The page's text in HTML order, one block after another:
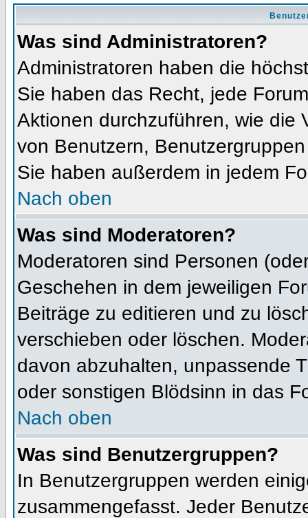
Was sind Administratoren?
Administratoren haben die
Sie haben das Recht, jede
Aktionen durchzuführen, wie die
von Benutzern,
Sie haben außerdem in jedem
Nach oben
Was sind Moderatoren?
Moderatoren sind Personen
Geschehen in dem jeweiligen
Beiträge zu editieren und zu
verschieben oder löschen.
davon abzuhalten, unpassende
oder sonstigen Blödsinn in das
Nach oben
Was sind Benutzergruppen?
In Benutzergruppen werden
zusammengefasst. Jeder